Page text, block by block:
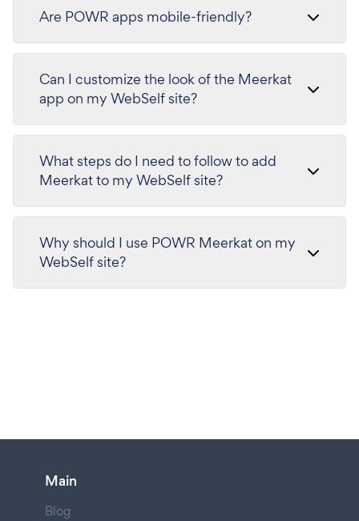
Are POWR apps mobile-friendly?
Can I customize the look of the Meerkat
app on my WebSelf site?
What steps do I need to follow to add
Meerkat to my WebSelf site?
Why should I use POWR Meerkat on my
WebSelf site?
Main
Blog